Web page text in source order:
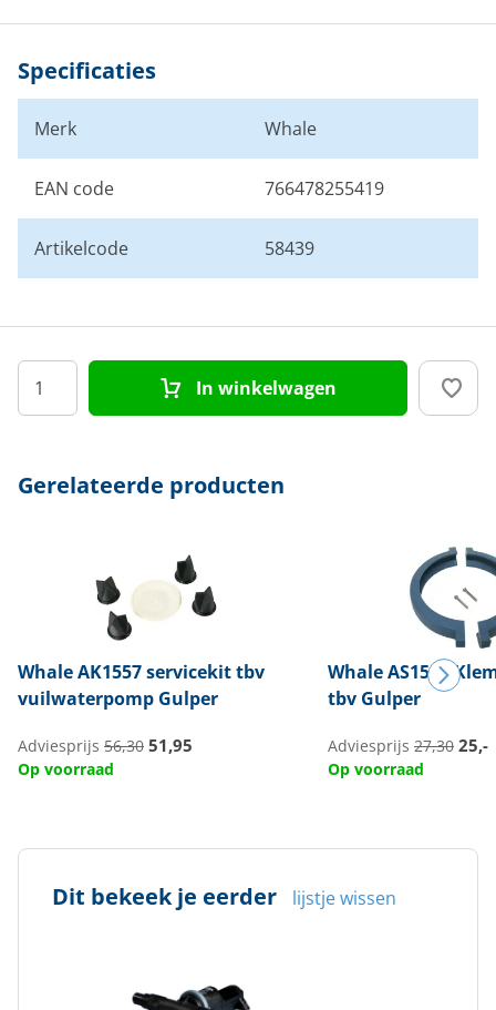
Specificaties
Merk Whale
EAN code 766478255419
Artikelcode 58439
In winkelwagen
Gerelateerde producten
WhaleAK1557 servicekit tbv
vuilwaterpomp Gulper
Adviesprijs 56,30 51,95
Op voorraad
WhaleAS1562
tbv Gulper
Adviesprijs 27,30 25,-
Op voorraad
Dit bekeek je eerder lijstje wissen